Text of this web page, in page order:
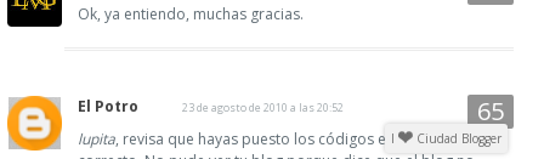
Ok, ya entiendo, muchas gracias.
El Potro 23 de agosto de 2010 a las 20:52
lupita, revisa que hayas puesto los códigos en el lugar
I Ciudad Blogger